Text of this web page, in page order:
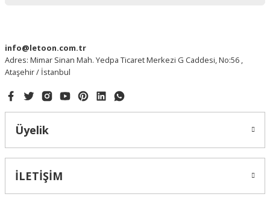
info@letoon.com.tr
Adres: Mimar Sinan Mah. Yedpa Ticaret Merkezi G Caddesi, No:56 ,
Ataşehir / İstanbul
Üyelik
İLETİŞİM